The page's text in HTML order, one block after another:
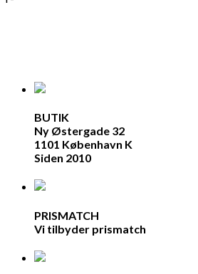
BUTIK
Ny Østergade 32
1101 København K
Siden 2010
PRISMATCH
Vi tilbyder prismatch